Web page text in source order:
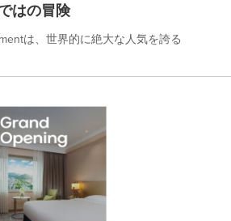
はの冒険
は、世界的に絶大な人気を誇る